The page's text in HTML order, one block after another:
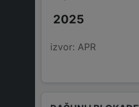
izvor: APR